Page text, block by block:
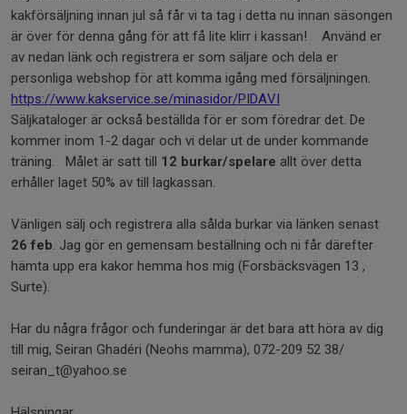
kakförsäljning innan jul så får vi ta tag i detta nu innan säsongen
är över för denna gång för att få lite klirr i kassan! Använd er
av nedan länk och registrera er som säljare och dela er
personliga webshop för att komma igång med försäljningen.
https://www.kakservice.se/minasidor/PIDAVI
Säljkataloger är också beställda för er som föredrar det. De
kommer inom 1-2 dagar och vi delar ut de under kommande
träning. Målet är satt till 12 burkar/spelare allt över detta
erhåller laget 50% av till lagkassan.
Vänligen sälj och registrera alla sålda burkar via länken senast
26 feb . Jag gör en gemensam beställning och ni får därefter
hämta upp era kakor hemma hos mig (Forsbäcksvägen 13 ,
Surte).
Har du några frågor och funderingar är det bara att höra av dig
till mig, Seiran Ghadéri (Neohs mamma), 072-209 52 38/
seiran_t@yahoo.se